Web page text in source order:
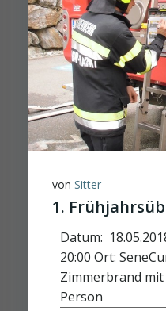
von Sitter
1.
Datum:
20:00 Ort:
Zimmerbrand
Person